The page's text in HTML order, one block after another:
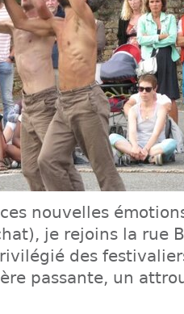
nouvelles
je rejoins la rue
des
passante, un